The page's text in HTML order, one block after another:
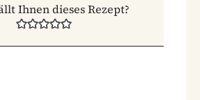
Ihnen dieses Rezept?